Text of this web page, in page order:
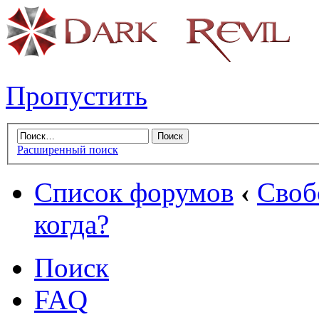
Пропустить
Расширенный поиск
Список форумов ‹
когда?
Поиск
FAQ